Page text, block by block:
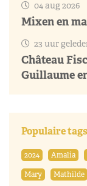
04 aug 2026
Mixen en
23 uur
Château
Guillaume
Populaire tags
2024 Amalia
Mary
Mathilde